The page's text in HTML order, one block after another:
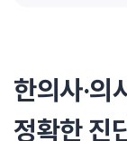
한의사·의
정확한 진